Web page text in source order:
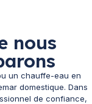
nous
un chauffe-eau en
domestique. Dans
de confiance,